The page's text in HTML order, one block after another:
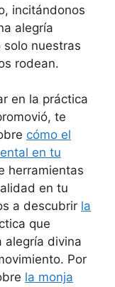
incitándonos
alegría
nuestras
rodean.
en la práctica
te
cómo el
en tu
herramientas
en tu
a descubrir la
que
alegría divina
Por
la monja